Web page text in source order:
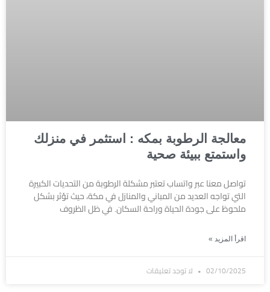
معالجة الرطوبة بمكه : استثمر في منزلك
واستمتع ببيئة صحية
تواصل معنا عبر واتساب تعتبر مشكلة الرطوبة من التحديات الكبيرة
التي تواجه العديد من المباني والمنازل في مكة، حيث تؤثر بشكل
ملحوظ على جودة الحياة وراحة السكان. في ظل الظروف
اقرأ المزيد »
02/10/2025 لا توجد تعليقات